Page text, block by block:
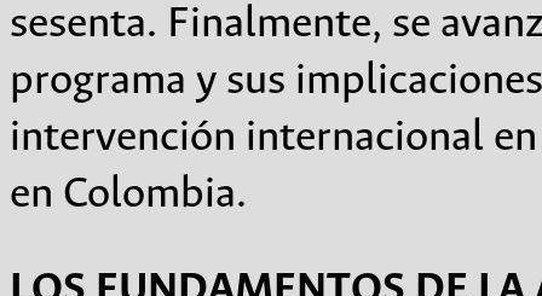
sesenta. Finalmente, se
programa y sus
intervención internacional
en Colombia.